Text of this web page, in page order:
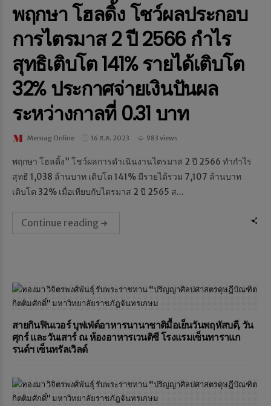
พฤกษา โฮลดิ้ง โชว์ผลประกอบ
การไตรมาส 2 ปี 2566 กำไร
สุทธิเติบโต 141% รายได้เติบโต
32% ประกาศจ่ายเงินปันผล
ระหว่างกาลที่ 0.31 บาท
Memag Online 16 ส.ค. 2023 983 views
พฤกษา โฮลดิ้ง” โชว์ผลการดำเนินงานไตรมาส 2 ปี 2566 ทำกำไร
สุทธิ 1,038 ล้านบาท เติบโต 141% มีรายได้รวม 7,107 ล้านบาท
เติบโต 32% เมื่อเทียบกับไตรมาส 2 ปี 2565 ส...
Continue reading
สายกินฟินเวอร์ บุฟเฟ่ต์อาหารนานาชาติมื้อเย็นวันพฤหัสบดี, วัน
ศุกร์ และวันเสาร์ ณ ห้องอาหารเวนติซี โรงแรมเซ็นทาราแก
รนด์ฯ เซ็นทรัลเวิลด์